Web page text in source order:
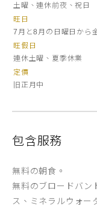
土曜、連休前夜、祝日
旺日
7月と8月の日曜日から
旺假日
連休土曜、夏季休業
定價
旧正月中
包含服務
無料の朝食。
無料のブロードバン
ス、ミネラルウォー